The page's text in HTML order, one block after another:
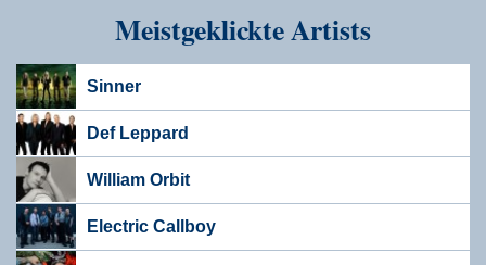
Meistgeklickte Artists
Sinner
Def Leppard
William Orbit
Electric Callboy